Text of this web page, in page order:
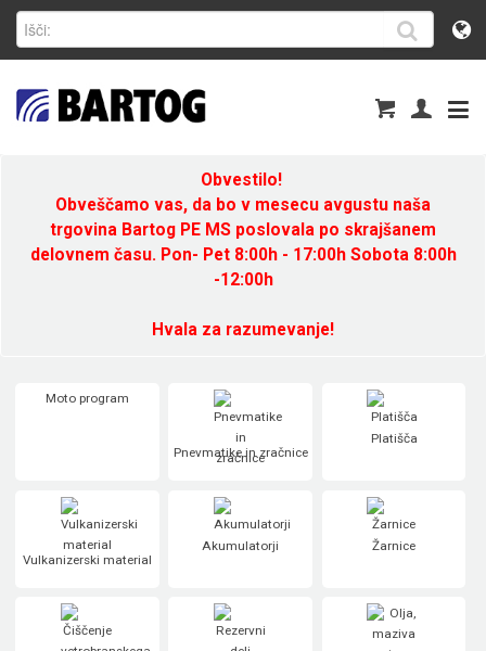
Obvestilo!
Obveščamo vas, da bo v mesecu avgustu naša
trgovina Bartog PE MS poslovala po skrajšanem
delovnem času. Pon- Pet 8:00h - 17:00h Sobota 8:00h
-12:00h
Hvala za razumevanje!
Moto program
Pnevmatike in zračnice
Platišča
Vulkanizerski material
Akumulatorji Žarnice